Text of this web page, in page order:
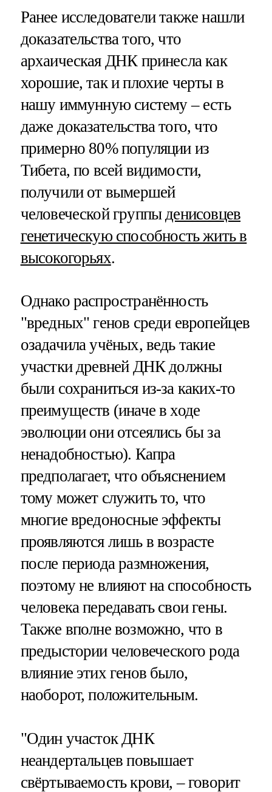
Ранее исследователи также нашли
доказательства того, что
архаическая ДНК принесла как
хорошие, так и плохие черты в
нашу иммунную систему – есть
даже доказательства того, что
примерно 80% популяции из
Тибета, по всей видимости,
получили от вымершей
человеческой группыденисовцев
генетическую способность жить в
высокогорьях.
Однако распространённость
"вредных" генов среди европейцев
озадачила учёных, ведь такие
участки древней ДНК должны
были сохраниться из-за каких-то
преимуществ (иначе в ходе
эволюции они отсеялись бы за
ненадобностью). Капра
предполагает, что объяснением
тому может служить то, что
многие вредоносные эффекты
проявляются лишь в возрасте
после периода размножения,
поэтому не влияют на способность
человека передавать свои гены.
Также вполне возможно, что в
предыстории человеческого рода
влияние этих генов было,
наоборот, положительным.
"Один участок ДНК
неандертальцев повышает
свёртываемость крови, – говорит